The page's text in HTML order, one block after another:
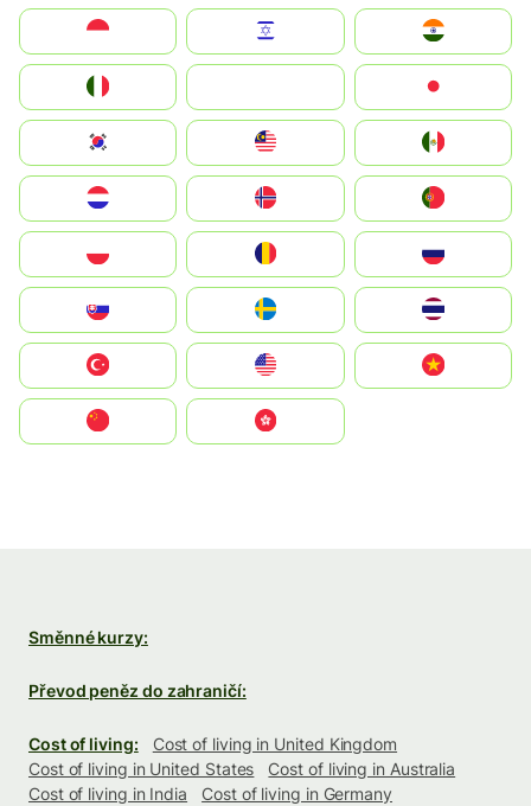
South Korea
United States
中國香港特別行政區
Směnné kurzy:
Převod peněz do zahraničí:
Cost of living:
Cost of living in United Kingdom
Cost of living in United States
Cost of living in Australia
Cost of living in India
Cost of living in Germany